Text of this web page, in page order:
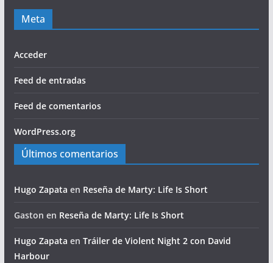
Meta
Acceder
Feed de entradas
Feed de comentarios
WordPress.org
Últimos comentarios
Hugo Zapata en Reseña de Marty: Life Is Short
Gaston en Reseña de Marty: Life Is Short
Hugo Zapata en Tráiler de Violent Night 2 con David
Harbour